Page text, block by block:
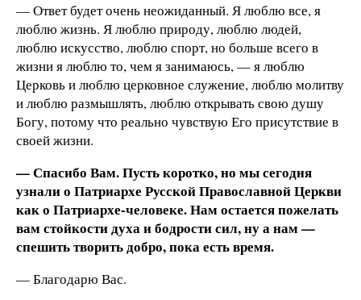
— Ответ будет очень неожиданный. Я люблю все, я
люблю жизнь. Я люблю природу, люблю людей,
люблю искусство, люблю спорт, но больше всего в
жизни я люблю то, чем я занимаюсь, — я люблю
Церковь и люблю церковное служение, люблю молитву
и люблю размышлять, люблю открывать свою душу
Богу, потому что реально чувствую Его присутствие в
своей жизни.
— Спасибо Вам. Пусть коротко, но мы сегодня
узнали о Патриархе Русской Православной Церкви
как о Патриархе-человеке. Нам остается пожелать
вам стойкости духа и бодрости сил, ну а нам —
спешить творить добро, пока есть время.
— Благодарю Вас.